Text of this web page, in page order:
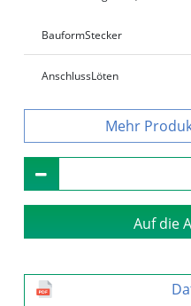
BauformStecker
AnschlussLöten
Auf die